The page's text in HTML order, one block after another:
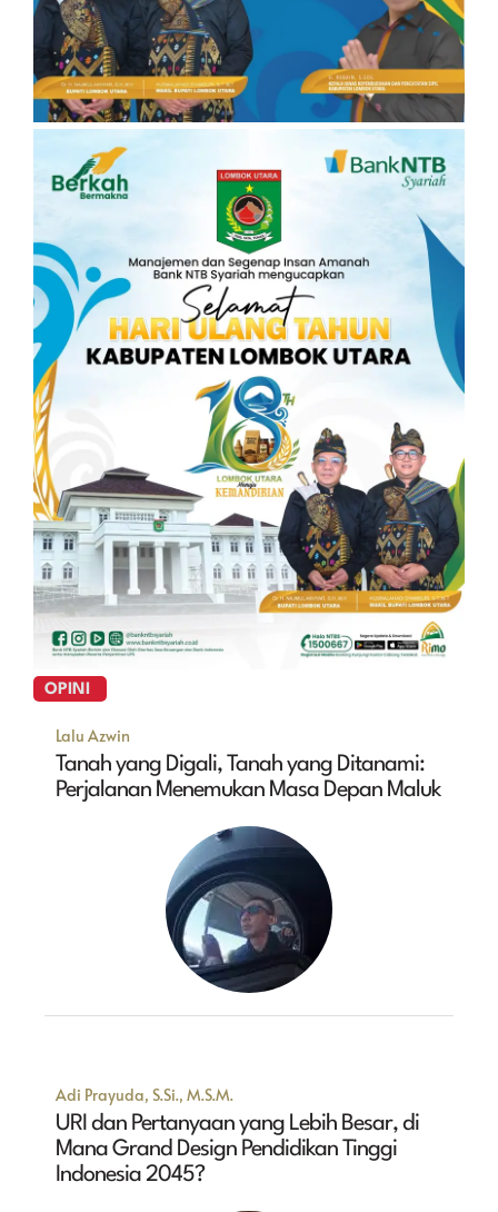
OPINI
Lalu Azwin
Tanah yang Digali, Tanah yang Ditanami:
Perjalanan Menemukan Masa Depan Maluk
Adi Prayuda, S.Si., M.S.M.
URI dan Pertanyaan yang Lebih Besar, di
Mana Grand Design Pendidikan Tinggi
Indonesia 2045?